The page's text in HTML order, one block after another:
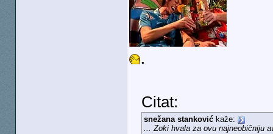
.
Citat:
snežana stankovićkaže:
... Zoki hvala za ovu najneobičniju